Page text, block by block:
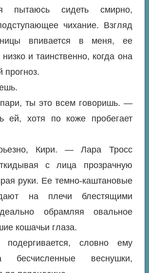
сидеть смирно,
чихание. Взгляд
впивается в меня, ее
низко и таинственно, когда она
прогноз.
ты это всем говоришь. —
ей, хотя по коже пробегает
Кири. — Лара Тросс
с лица прозрачную
руки. Ее темно-каштановые
на плечи блестящими
обрамляя овальное
кошачьи глаза.
словно ему
бесчисленные веснушки,